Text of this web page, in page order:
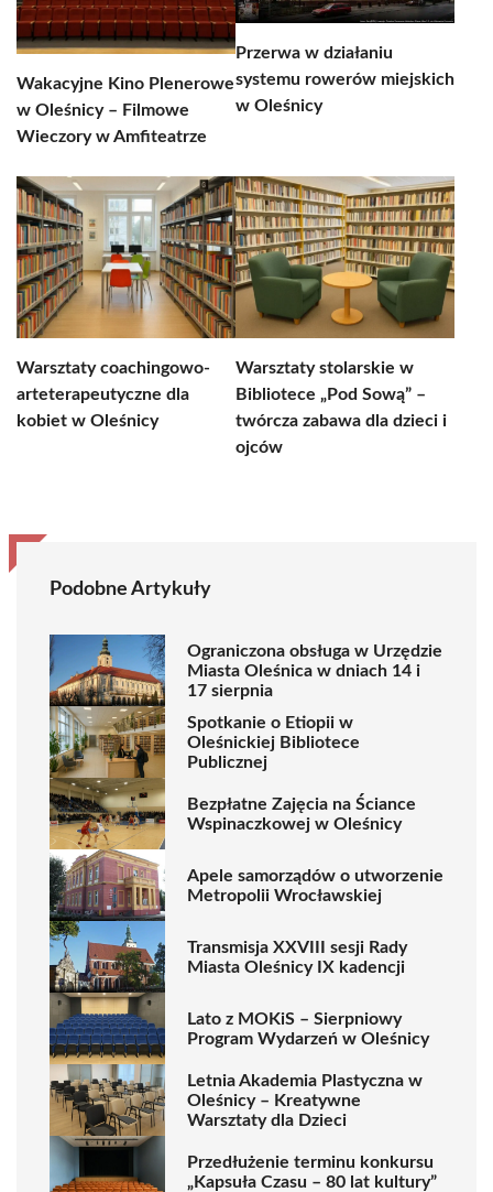
Wakacyjne Kino Plenerowe
w Oleśnicy – Filmowe
Wieczory w Amfiteatrze
Przerwa w działaniu
systemu rowerów miejskich
w Oleśnicy
Warsztaty coachingowo-
arteterapeutyczne dla
kobiet w Oleśnicy
Warsztaty stolarskie w
Bibliotece „Pod Sową” –
twórcza zabawa dla dzieci i
ojców
Podobne Artykuły
Ograniczona obsługa w Urzędzie
Miasta Oleśnica w dniach 14 i
17 sierpnia
Spotkanie o Etiopii w
Oleśnickiej Bibliotece
Publicznej
Bezpłatne Zajęcia na Ściance
Wspinaczkowej w Oleśnicy
Apele samorządów o utworzenie
Metropolii Wrocławskiej
Transmisja XXVIII sesji Rady
Miasta Oleśnicy IX kadencji
Lato z MOKiS – Sierpniowy
Program Wydarzeń w Oleśnicy
Letnia Akademia Plastyczna w
Oleśnicy – Kreatywne
Warsztaty dla Dzieci
Przedłużenie terminu konkursu
„Kapsuła Czasu – 80 lat kultury”